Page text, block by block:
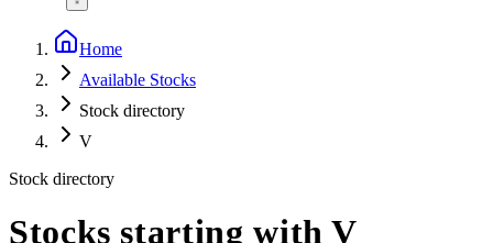
Home
Available Stocks
Stock directory
V
Stock directory
Stocks starting with V